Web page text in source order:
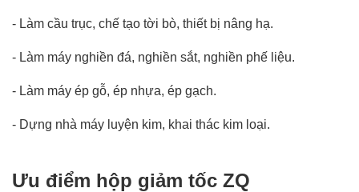
- Làm cầu trục, chế tạo tời bò, thiết bị nâng hạ.
- Làm máy nghiền đá, nghiền sắt, nghiền phế liệu.
- Làm máy ép gỗ, ép nhựa, ép gạch.
- Dựng nhà máy luyện kim, khai thác kim loại.
Ưu điểm hộp giảm tốc ZQ